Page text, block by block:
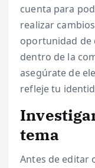
cuenta para
realizar
oportunidad de
dentro de la
asegúrate de
refleje tu
tema
Antes de editar